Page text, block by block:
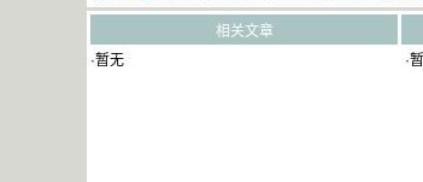
相关文章
·暂无
·